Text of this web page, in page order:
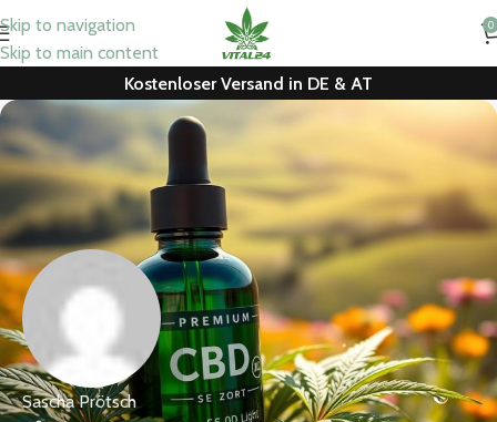
Skip to navigation
Skip to main content
0
Kostenloser Versand in DE & AT
Sascha Prötsch